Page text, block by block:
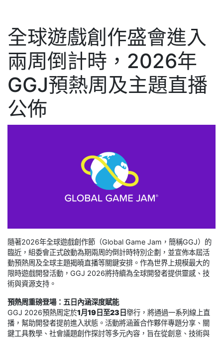
全球遊戲創作盛會進入
兩周倒計時，2026年
GGJ預熱周及主題直播
公佈
隨著2026年全球遊戲創作節（Global Game Jam，簡稱GGJ）的
臨近，組委會正式啟動為期兩周的倒計時特別企劃，並宣佈本屆活
動預熱周及全球主題揭曉直播等關鍵安排。作為世界上規模最大的
限時遊戲開發活動，GGJ 2026將持續為全球開發者提供靈感、技
術與資源支持。
預熱周重磅登場：五日內涵深度賦能
GGJ 2026預熱周定於1月19日至23日舉行，將通過一系列線上直
播，幫助開發者提前進入狀態。活動將涵蓋合作夥伴專題分享、關
鍵工具教學、社會議題創作探討等多元內容，旨在從創意、技術與